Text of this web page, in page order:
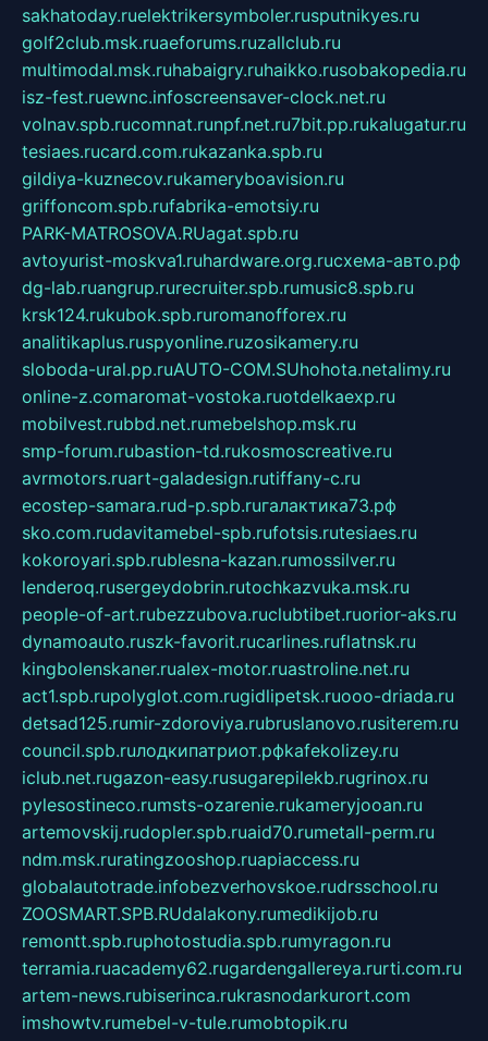
sakhatoday.ruelektrikersymboler.rusputnikyes.ru
golf2club.msk.ruaeforums.ruzallclub.ru
multimodal.msk.ruhabaigry.ruhaikko.rusobakopedia.ru
isz-fest.ruewnc.infoscreensaver-clock.net.ru
volnav.spb.rucomnat.runpf.net.ru7bit.pp.rukalugatur.ru
tesiaes.rucard.com.rukazanka.spb.ru
gildiya-kuznecov.rukameryboavision.ru
griffoncom.spb.rufabrika-emotsiy.ru
PARK-MATROSOVA.RUagat.spb.ru
avtoyurist-moskva1.ruhardware.org.ruсхема-авто.рф
dg-lab.ruangrup.rurecruiter.spb.rumusic8.spb.ru
krsk124.rukubok.spb.ruromanofforex.ru
analitikaplus.ruspyonline.ruzosikamery.ru
sloboda-ural.pp.ruAUTO-COM.SUhohota.netalimy.ru
online-z.comaromat-vostoka.ruotdelkaexp.ru
mobilvest.rubbd.net.rumebelshop.msk.ru
smp-forum.rubastion-td.rukosmoscreative.ru
avrmotors.ruart-galadesign.rutiffany-c.ru
ecostep-samara.rud-p.spb.ruгалактика73.рф
sko.com.rudavitamebel-spb.rufotsis.rutesiaes.ru
kokoroyari.spb.rublesna-kazan.rumossilver.ru
lenderoq.rusergeydobrin.rutochkazvuka.msk.ru
people-of-art.rubezzubova.ruclubtibet.ruorior-aks.ru
dynamoauto.ruszk-favorit.rucarlines.ruflatnsk.ru
kingbolenskaner.rualex-motor.ruastroline.net.ru
act1.spb.rupolyglot.com.rugidlipetsk.ruooo-driada.ru
detsad125.rumir-zdoroviya.rubruslanovo.rusiterem.ru
council.spb.ruлодкипатриот.рфkafekolizey.ru
iclub.net.rugazon-easy.rusugarepilekb.rugrinox.ru
pylesostineco.rumsts-ozarenie.rukameryjooan.ru
artemovskij.rudopler.spb.ruaid70.rumetall-perm.ru
ndm.msk.ruratingzooshop.ruapiaccess.ru
globalautotrade.infobezverhovskoe.rudrsschool.ru
ZOOSMART.SPB.RUdalakony.rumedikijob.ru
remontt.spb.ruphotostudia.spb.rumyragon.ru
terramia.ruacademy62.rugardengallereya.rurti.com.ru
artem-news.rubiserinca.rukrasnodarkurort.com
imshowtv.rumebel-v-tule.rumobtopik.ru